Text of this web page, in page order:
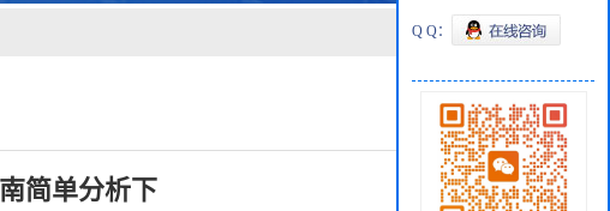
简单分析下
Q Q：